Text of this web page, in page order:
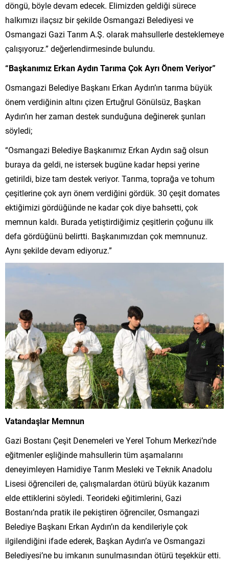
döngü, böyle devam edecek. Elimizden geldiği sürece
halkımızı ilaçsız bir şekilde Osmangazi Belediyesi ve
Osmangazi Gazi Tarım A.Ş. olarak mahsullerle desteklemeye
çalışıyoruz.” değerlendirmesinde bulundu.
“Başkanımız Erkan Aydın Tarıma Çok Ayrı Önem Veriyor”
Osmangazi Belediye Başkanı Erkan Aydın’ın tarıma büyük
önem verdiğinin altını çizen Ertuğrul Gönülsüz, Başkan
Aydın’ın her zaman destek sunduğuna değinerek şunları
söyledi;
“Osmangazi Belediye Başkanımız Erkan Aydın sağ olsun
buraya da geldi, ne istersek bugüne kadar hepsi yerine
getirildi, bize tam destek veriyor. Tarıma, toprağa ve tohum
çeşitlerine çok ayrı önem verdiğini gördük. 30 çeşit domates
ektiğimizi gördüğünde ne kadar çok diye bahsetti, çok
memnun kaldı. Burada yetiştirdiğimiz çeşitlerin çoğunu ilk
defa gördüğünü belirtti. Başkanımızdan çok memnunuz.
Aynı şekilde devam ediyoruz.”
Vatandaşlar Memnun
Gazi Bostanı Çeşit Denemeleri ve Yerel Tohum Merkezi’nde
eğitmenler eşliğinde mahsullerin tüm aşamalarını
deneyimleyen Hamidiye Tarım Mesleki ve Teknik Anadolu
Lisesi öğrencileri de, çalışmalardan ötürü büyük kazanım
elde ettiklerini söyledi. Teorideki eğitimlerini, Gazi
Bostanı’nda pratik ile pekiştiren öğrenciler, Osmangazi
Belediye Başkanı Erkan Aydın’ın da kendileriyle çok
ilgilendiğini ifade ederek, Başkan Aydın’a ve Osmangazi
Belediyesi’ne bu imkanın sunulmasından ötürü teşekkür etti.